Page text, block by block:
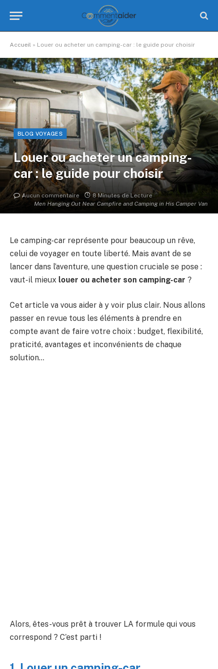
Accueil » Louer ou acheter un camping-car : le guide pour choisir
Men Hanging Out Near Campfire and Camping in His Camper Van
BLOG VOYAGES
Louer ou acheter un camping-
car : le guide pour choisir
Aucun commentaire 8 Minutes de Lecture
Le camping-car représente pour beaucoup un rêve,
celui de voyager en toute liberté. Mais avant de se
lancer dans l’aventure, une question cruciale se pose :
vaut-il mieux louer ou acheter son camping-car ?
Cet article va vous aider à y voir plus clair. Nous allons
passer en revue tous les éléments à prendre en
compte avant de faire votre choix : budget, flexibilité,
praticité, avantages et inconvénients de chaque
solution…
Alors, êtes-vous prêt à trouver LA formule qui vous
correspond ? C’est parti !